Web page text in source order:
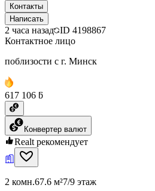
Контакты
Написать
2 часа назад ID 4198867
Контактное лицо
поблизости с г. Минск
617 106 ƃ
Конвертер валют
Realt рекомендует
2 комн.67.6 м²7/9 этаж